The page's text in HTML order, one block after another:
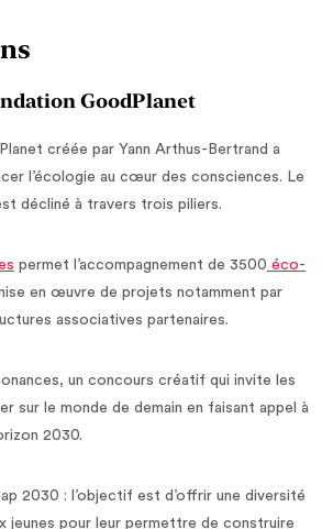
GoodPlanet
créée par Yann Arthus-Bertrand a
l’écologie au cœur des consciences. Le
décliné à travers trois piliers.
permet l’accompagnement de 3500 éco-
en œuvre de projets notamment par
associatives partenaires.
un concours créatif qui invite les
sur le monde de demain en faisant appel à
2030.
2030 : l’objectif est d’offrir une diversité
jeunes pour leur permettre de construire